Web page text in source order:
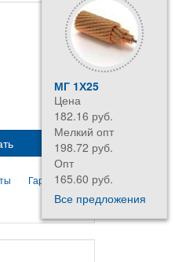
МГ 1Х25
Цена
182.16 руб.
Мелкий опт
198.72 руб.
Опт
165.60 руб.
Все предложения
Гарантии